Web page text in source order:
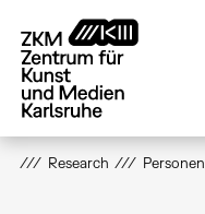
zum
Inhalt
Research Personen